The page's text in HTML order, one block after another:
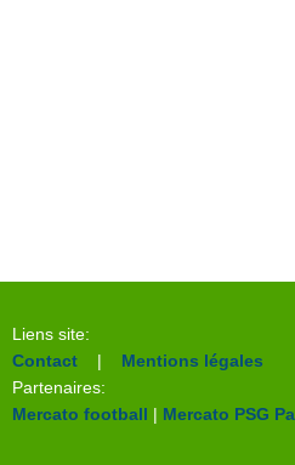
Liens site:
Contact | Mentions légales
Partenaires:
Mercato football | Mercato PSG